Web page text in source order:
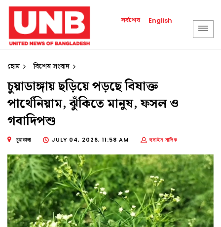
সর্বশেষ English
হোম বিশেষ সংবাদ
চুয়াডাঙ্গায় ছড়িয়ে পড়ছে বিষাক্ত
পার্থেনিয়াম, ঝুঁকিতে মানুষ, ফসল ও
গবাদিপশু
চুয়াডাঙ্গা JULY 04, 2026, 11:58 AM হুসাইন মালিক